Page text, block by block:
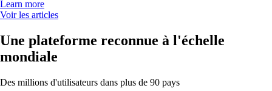
Learn more
Voir les articles
Une plateforme reconnue à l'échelle
mondiale
Des millions d'utilisateurs dans plus de 90 pays